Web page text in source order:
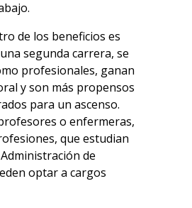
de los beneficios es
segunda carrera, se
profesionales, ganan
y son más propensos
para un ascenso.
o enfermeras,
que estudian
de
optar a cargos